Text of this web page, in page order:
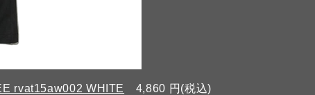
rvat15aw002 WHITE 4,860 円(税込)